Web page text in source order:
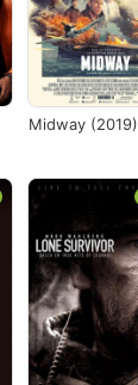
Midway (2019)